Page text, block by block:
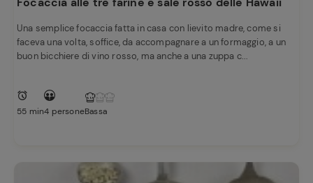
Una semplice focaccia fatta in casa con lievito madre, come si
faceva una volta, soffice, da accompagnare a un formaggio, a un
buon bicchiere di vino rosso, ma anche a una zuppa c...
55 min4 personeBassa